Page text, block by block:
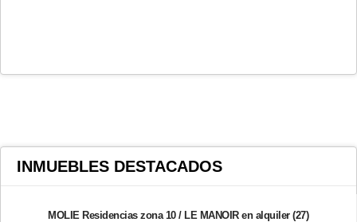
INMUEBLES DESTACADOS
MOLIE Residencias zona 10 / LE MANOIR en alquiler (27)